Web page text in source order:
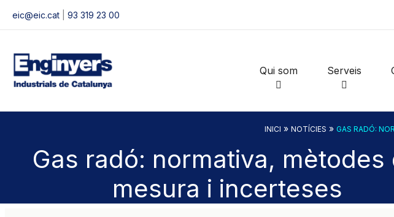
eic@eic.cat 93 319 23 00
Qui som Serveis
INICI » NOTÍCIES » GAS RADÓ:
Gas radó: normativa, mètodes
mesura i incerteses